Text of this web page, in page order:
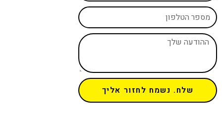
שלח. נשמח לחזור אליך